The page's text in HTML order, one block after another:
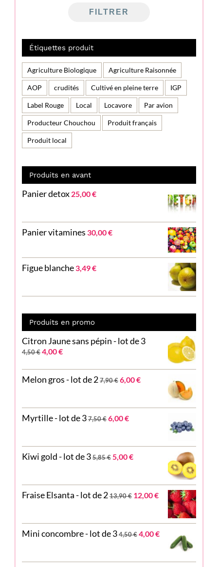
FILTRER
Étiquettes produit
Agriculture Biologique Agriculture Raisonnée
AOP crudités Cultivé en pleine terre IGP
Label Rouge Local Locavore Par avion
Producteur Chouchou Produit français
Produit local
Produits en avant
Panier detox 25,00€
Panier vitamines 30,00€
Figue blanche 3,49€
Produits en promo
Citron Jaune sans pépin - lot de 3
4,50€Le
initial
était :
4,00€Le
actuel
est :
Melon gros - lot de 27,90€Le
était :
7,90 €.
6,00€Le
est :
Myrtille - lot de 37,50€Le
était :
7,50 €.
6,00€Le
est :
6,00 €.
Kiwi gold - lot de 35,85€ Le
était :
5,85 €.
5,00€Le
est :
5,00 €.
Fraise Elsanta - lot de 213,90€ Le
était :
13,90 €.
12,00€Le
prix
actuel
est :
12,00 €.
Mini concombre - lot de 34,50€Le
était :
4,00€Le
prix
actuel
est :